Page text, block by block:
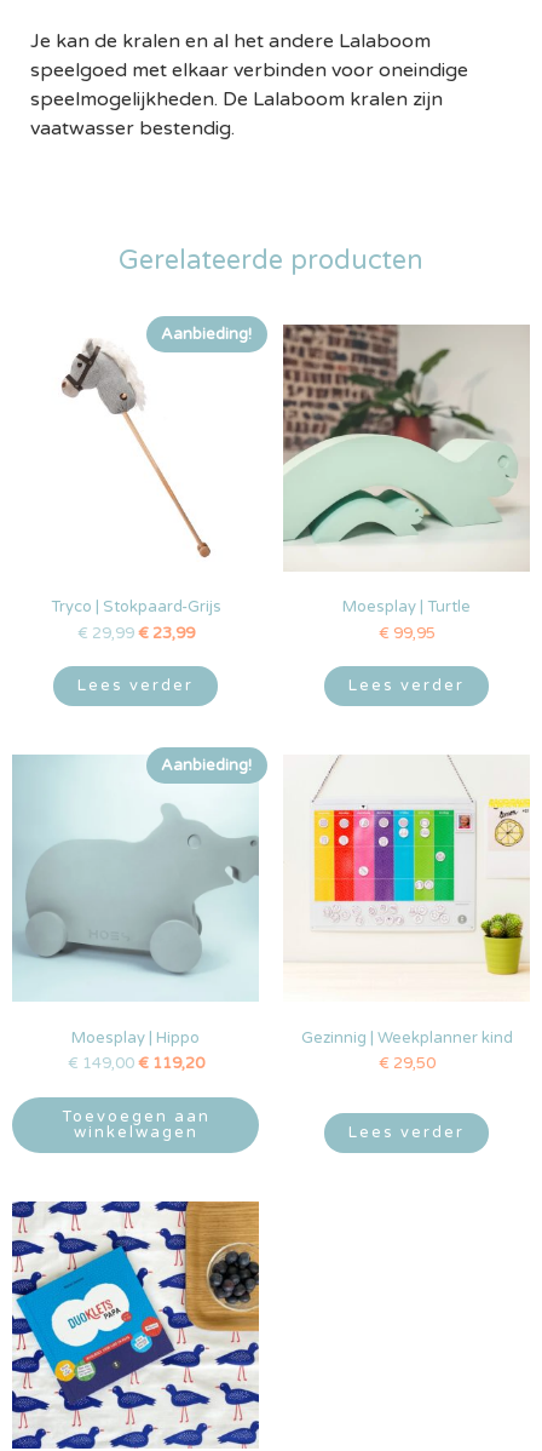
Je kan de kralen en al het andere Lalaboom
speelgoed met elkaar verbinden voor oneindige
speelmogelijkheden. De Lalaboom kralen zijn
vaatwasser bestendig.
Gerelateerde producten
Aanbieding!
Tryco | Stokpaard-Grijs
€ 29,99 €23,99
Lees verder
Moesplay | Turtle
€ 99,95
Lees verder
Aanbieding!
Moesplay | Hippo
€ 149,00 €119,20
Toevoegen aan
winkelwagen
Gezinnig | Weekplanner kind
€ 29,50
Lees verder